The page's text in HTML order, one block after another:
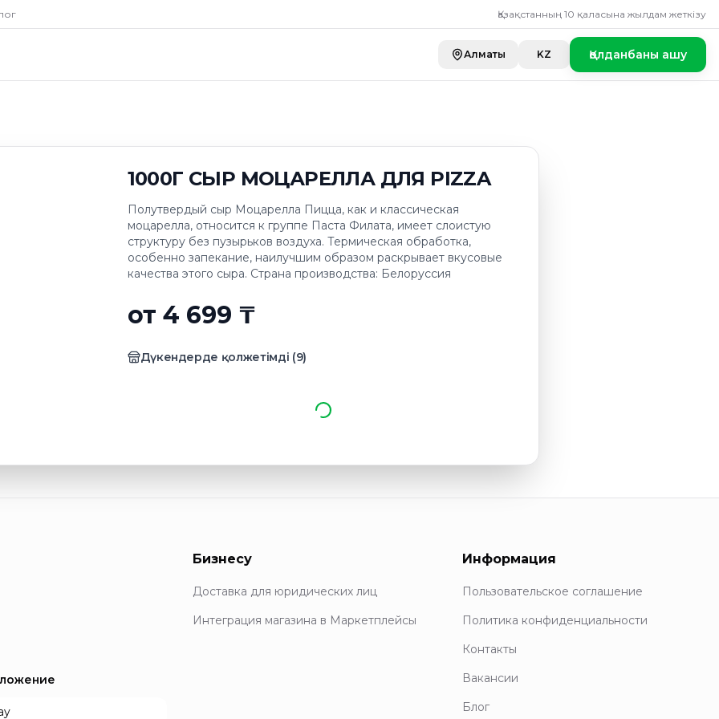
Қазақстанның 10 қаласына жылдам жеткізу
Алматы KZ Қолданбаны ашу
1000Г СЫР МОЦАРЕЛЛА ДЛЯ PIZZA
Полутвердый сыр Моцарелла Пицца, как и классическая
моцарелла, относится к группе Паста Филата, имеет слоистую
структуру без пузырьков воздуха. Термическая обработка,
особенно запекание, наилучшим образом раскрывает вкусовые
качества этого сыра. Страна производства: Белоруссия
от 4 699 ₸
Дүкендерде қолжетімді (9)
МОЦАРЕЛЛА ДЛЯ PIZZA
Бизнесу
Доставка для юридических лиц
Интеграция магазина в Маркетплейсы
Информация
Пользовательское соглашение
Политика конфиденциальности
Контакты
Вакансии
Блог